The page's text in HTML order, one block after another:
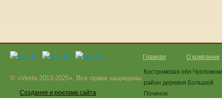
© «Vesta 2013-2025». Все права защищены.
Создание и реклама сайта
Костромская
район деревня Большой
Починок
Главная О компании